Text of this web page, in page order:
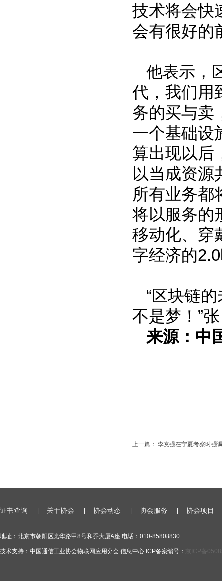
技术将会快
会有很好的
他表示，
代，我们用
务的买与卖
一个基础
算出现以后
以当成资源
所有业务都
将以服务的
移动化、穿
字经济的
“区块链
不是梦！”
来源：中
上一篇： 李克强在宁夏考察时强
证书查询 关于协会 协会动态 协会服务 协会项目
地址：北京市朝阳区光华路甲8号和乔大厦A座 电话：010-85808830
技术支持：中国通信工业协会物联网应用分会 信息中心 ICP备案编号： 京ICP备